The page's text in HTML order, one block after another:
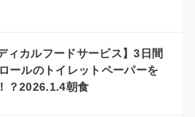
ィカルフードサービス】3日間
ールのトイレットペーパーを
？2026.1.4朝食